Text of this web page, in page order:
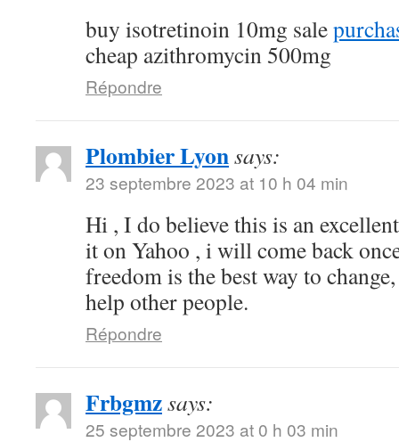
buy isotretinoin 10mg sale
cheap azithromycin 500mg
Répondre
Plombier Lyonsays:
23 septembre 2023 at 10 h 04 min
Hi , I do believe this is an
it on Yahoo , i will come back
freedom is the best way to
help other people.
Répondre
Frbgmzsays:
25 septembre 2023 at 0 h 03 min